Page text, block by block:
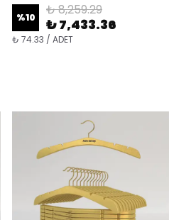
%10 ₺ 8,259.29
₺ 7,433.36
₺ 74.33 / ADET